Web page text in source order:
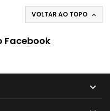
VOLTAR AO TOPO 
Facebook
